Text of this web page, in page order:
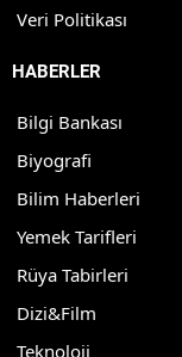
Veri Politikası
HABERLER
Bilgi Bankası
Biyografi
Bilim Haberleri
Yemek Tarifleri
Rüya Tabirleri
Dizi&Film
Teknoloji